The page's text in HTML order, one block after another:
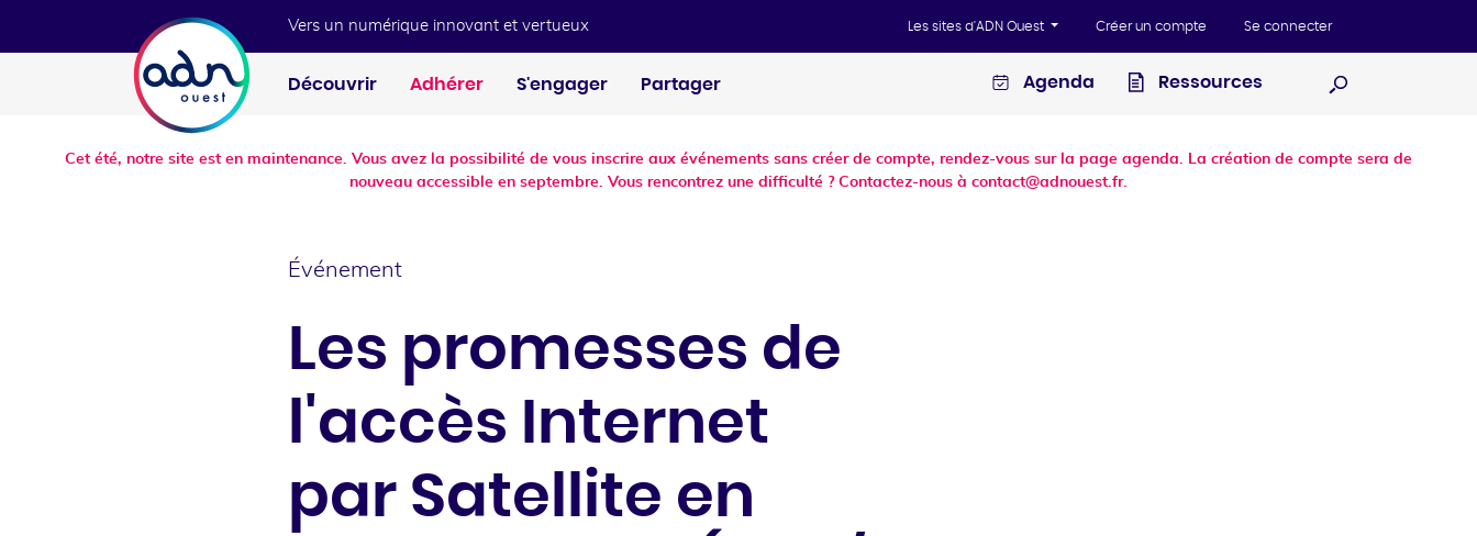
Vers un numérique innovant et vertueux Les sites d'ADN Ouest Créer un compte Se connecter
Découvrir Adhérer S'engager Partager Agenda
Ressources
Cet été, notre site est en maintenance. Vous avez la possibilité de vous inscrire aux événements sans créer de compte, rendez-vous sur la page agenda. La création de compte sera de
nouveau accessible en septembre. Vous rencontrez une difficulté ? Contactez-nous à contact@adnouest.fr.
Événement
Les promesses de
l'accès Internet
par Satellite en